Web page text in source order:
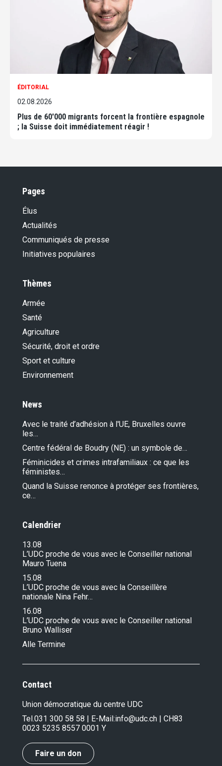
ÉDITORIAL
02.08.2026
Plus de 60'000 migrants forcent la frontière espagnole
; la Suisse doit immédiatement réagir !
Pages
Élus
Actualités
Communiqués de presse
Initiatives populaires
Thèmes
Armée
Santé
Agriculture
Sécurité, droit et ordre
Sport et culture
Environnement
News
Avec le traité d’adhésion à l'UE, Bruxelles ouvre
les…
Centre fédéral de Boudry (NE) : un symbole de…
Féminicides et crimes intrafamiliaux : ce que les
féministes…
Quand la Suisse renonce à protéger ses frontières,
ce…
Calendrier
13.08
L’UDC proche de vous avec le Conseiller national
Mauro Tuena
15.08
L’UDC proche de vous avec la Conseillère
nationale Nina Fehr…
16.08
L’UDC proche de vous avec le Conseiller national
Bruno Walliser
Alle Termine
Contact
Union démocratique du centre UDC
Tel.031 300 58 58 | E-Mail:info@udc.ch | CH83
0023 5235 8557 0001 Y
Faire un don